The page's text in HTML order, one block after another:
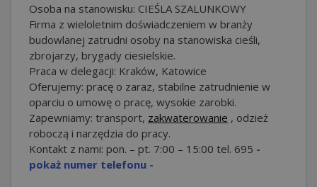
Osoba na stanowisku: CIEŚLA SZALUNKOWY
Firma z wieloletnim doświadczeniem w branży
budowlanej zatrudni osoby na stanowiska cieśli,
zbrojarzy, brygady ciesielskie.
Praca w delegacji: Kraków, Katowice
Oferujemy: pracę o zaraz, stabilne zatrudnienie w
oparciu o umowę o pracę, wysokie zarobki.
Zapewniamy: transport, zakwaterowanie , odzież
roboczą i narzędzia do pracy.
Kontakt z nami: pon. – pt. 7:00 – 15:00 tel. 695 -
pokaż numer telefonu -